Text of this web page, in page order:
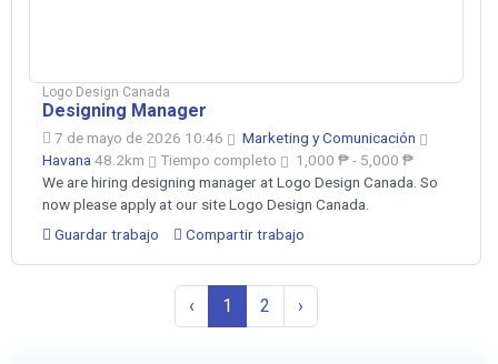
Logo Design Canada
Designing Manager
7 de mayo de 2026 10:46
Marketing y Comunicación
Havana 48.2km Tiempo completo
1,000 ₱ - 5,000 ₱
We are hiring designing manager at Logo Design Canada. So
now please apply at our site Logo Design Canada.
Guardar trabajo
Compartir trabajo
‹ 1 2 ›